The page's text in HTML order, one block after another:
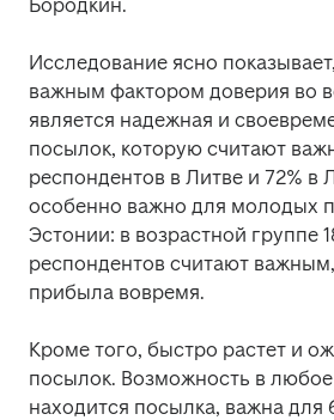
Бородкин.
Исследование ясно
важным фактором доверия во
является надежная и
посылок, которую считают
респондентов в Литве и 72% в
особенно важно для молодых
Эстонии: в возрастной группе
респондентов считают
прибыла вовремя.
Кроме того, быстро растет и
посылок. Возможность в любое
находится посылка, важна для